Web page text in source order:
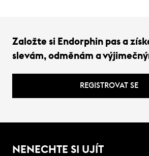
Založte si Endorphin pas a
slevám, odměnám a
REGISTROVAT SE
NENECHTE SI UJÍT